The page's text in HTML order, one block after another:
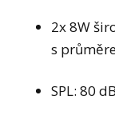
2x 8W
s
SPL: 80